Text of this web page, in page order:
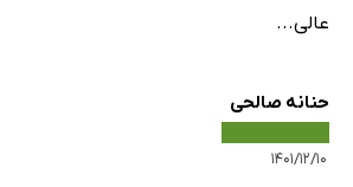
عالی...
حنانه صالحی
۱۴۰۱/۱۲/۱۰